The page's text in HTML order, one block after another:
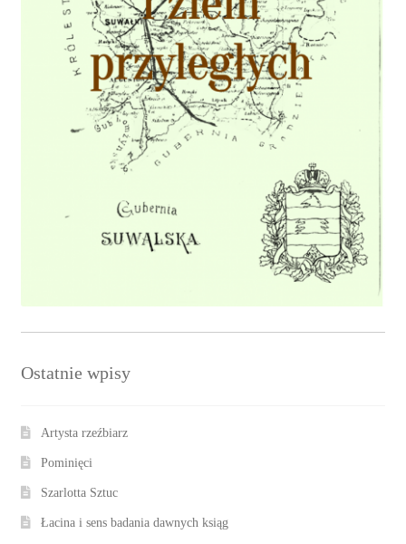
Ostatnie wpisy
Artysta rzeźbiarz
Pominięci
Szarlotta Sztuc
Łacina i sens badania dawnych ksiąg